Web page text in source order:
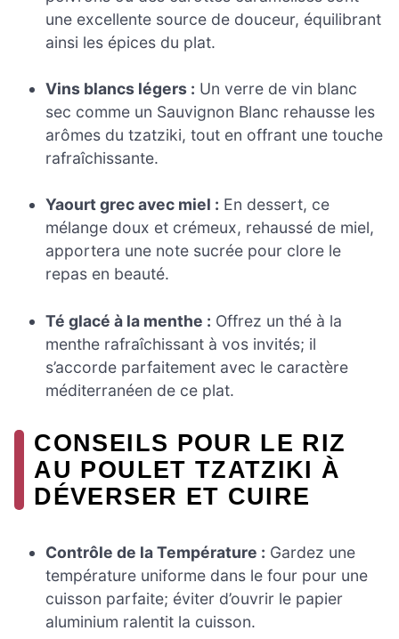
une excellente source de douceur, équilibrant
ainsi les épices du plat.
Vins blancs légers : Un verre de vin blanc
sec comme un Sauvignon Blanc rehausse les
arômes du tzatziki, tout en offrant une touche
rafraîchissante.
Yaourt grec avec miel : En dessert, ce
mélange doux et crémeux, rehaussé de miel,
apportera une note sucrée pour clore le
repas en beauté.
Té glacé à la menthe : Offrez un thé à la
menthe rafraîchissant à vos invités; il
s’accorde parfaitement avec le caractère
méditerranéen de ce plat.
CONSEILS POUR LE RIZ
AU POULET TZATZIKI À
DÉVERSER ET CUIRE
Contrôle de la Température : Gardez une
température uniforme dans le four pour une
cuisson parfaite; éviter d’ouvrir le papier
aluminium ralentit la cuisson.